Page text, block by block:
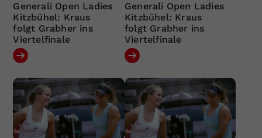
Generali Open Ladies
Kitzbühel: Kraus
folgt Grabher ins
Viertelfinale
Generali Open Ladies
Kitzbühel: Kraus
folgt Grabher ins
Viertelfinale